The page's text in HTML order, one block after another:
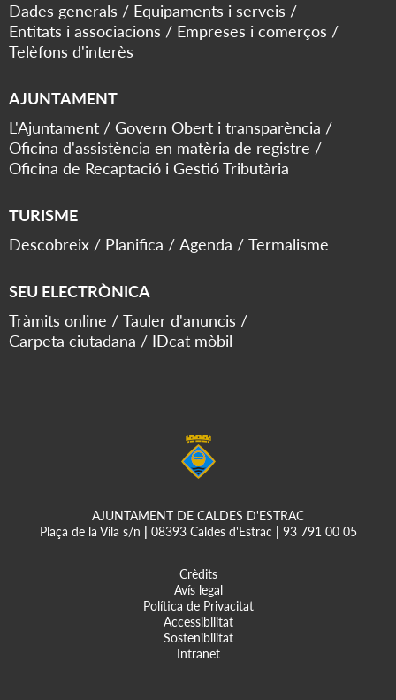
Dades generals
Equipaments i serveis
Entitats i associacions
Empreses i comerços
Telèfons d'interès
AJUNTAMENT
L'Ajuntament
Govern Obert i transparència
Oficina d'assistència en matèria de registre
Oficina de Recaptació i Gestió Tributària
TURISME
Descobreix
Planifica Agenda Termalisme
SEU ELECTRÒNICA
Tràmits online
Tauler d'anuncis
Carpeta ciutadana
IDcat mòbil
AJUNTAMENT DE CALDES D'ESTRAC
Plaça de la Vila s/n
08393 Caldes d'Estrac 93 791 00 05
Crèdits
Avís legal
Política de Privacitat
Accessibilitat
Sostenibilitat
Intranet